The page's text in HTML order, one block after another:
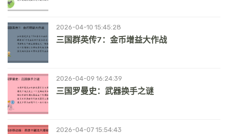
2026-04-10 15:45:28
三国群英传7：金币增益大作战
2026-04-09 16:24:39
三国罗曼史：武器换手之谜
2026-04-07 15:54:43